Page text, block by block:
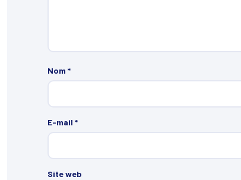
Nom *
E-mail *
Site web